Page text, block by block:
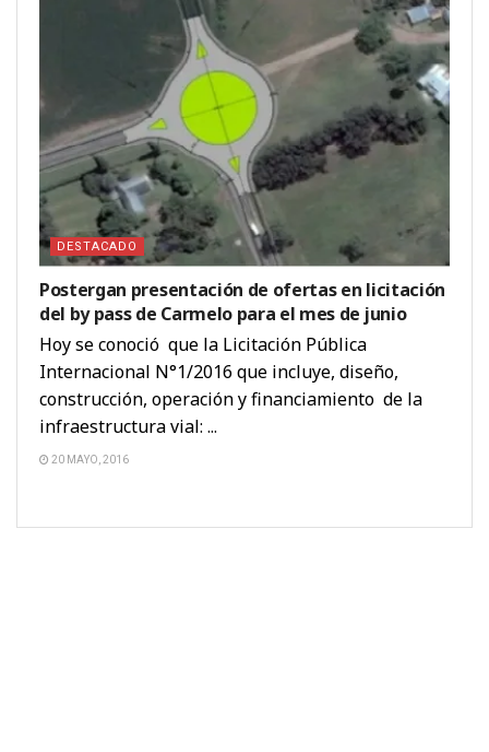
DESTACADO
Postergan presentación de ofertas en licitación
del by pass de Carmelo para el mes de junio
Hoy se conoció que la Licitación Pública
Internacional N°1/2016 que incluye, diseño,
construcción, operación y financiamiento de la
infraestructura vial: ...
20 MAYO, 2016